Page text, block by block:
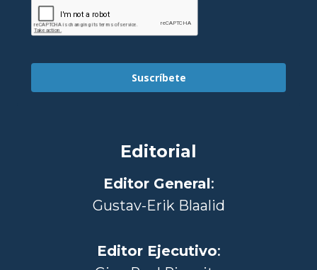
Suscríbete
Editorial
Editor General:
Gustav-Erik Blaalid
Editor Ejecutivo: